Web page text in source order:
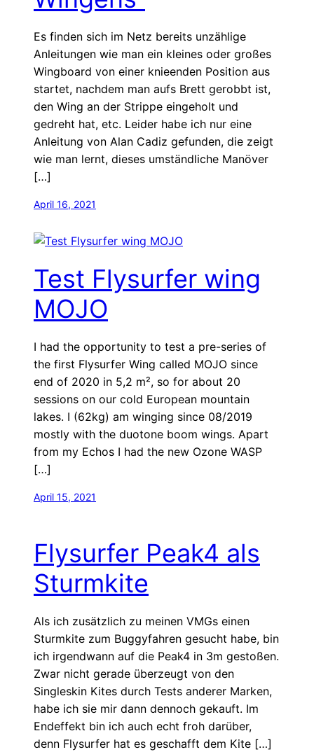
Es finden sich im Netz bereits unzählige
Anleitungen wie man ein kleines oder großes
Wingboard von einer knieenden Position aus
startet, nachdem man aufs Brett gerobbt ist,
den Wing an der Strippe eingeholt und
gedreht hat, etc. Leider habe ich nur eine
Anleitung von Alan Cadiz gefunden, die zeigt
wie man lernt, dieses umständliche Manöver
[…]
April 16, 2021
Test Flysurfer wing
MOJO
I had the opportunity to test a pre-series of
the first Flysurfer Wing called MOJO since
end of 2020 in 5,2 m², so for about 20
sessions on our cold European mountain
lakes. I (62kg) am winging since 08/2019
mostly with the duotone boom wings. Apart
from my Echos I had the new Ozone WASP
[…]
April 15, 2021
Flysurfer Peak4 als
Sturmkite
Als ich zusätzlich zu meinen VMGs einen
Sturmkite zum Buggyfahren gesucht habe, bin
ich irgendwann auf die Peak4 in 3m gestoßen.
Zwar nicht gerade überzeugt von den
Singleskin Kites durch Tests anderer Marken,
habe ich sie mir dann dennoch gekauft. Im
Endeffekt bin ich auch echt froh darüber,
denn Flysurfer hat es geschafft dem Kite […]